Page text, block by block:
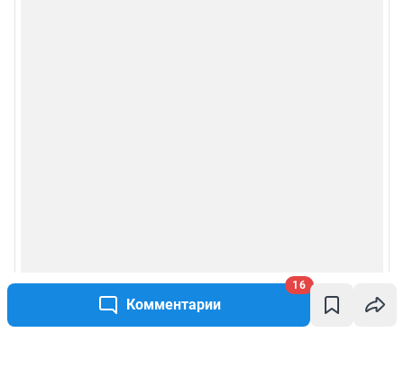
Комментарии
16